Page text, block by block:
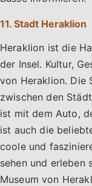
11. Stadt Heraklion
Heraklion ist die
der Insel. Kultur,
von Heraklion. Die
zwischen den
ist mit dem Auto,
ist auch die
coole und
sehen und erleben
Museum von